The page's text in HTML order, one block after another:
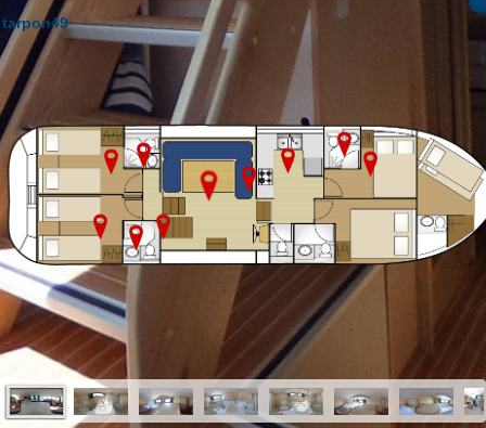
tarpon49